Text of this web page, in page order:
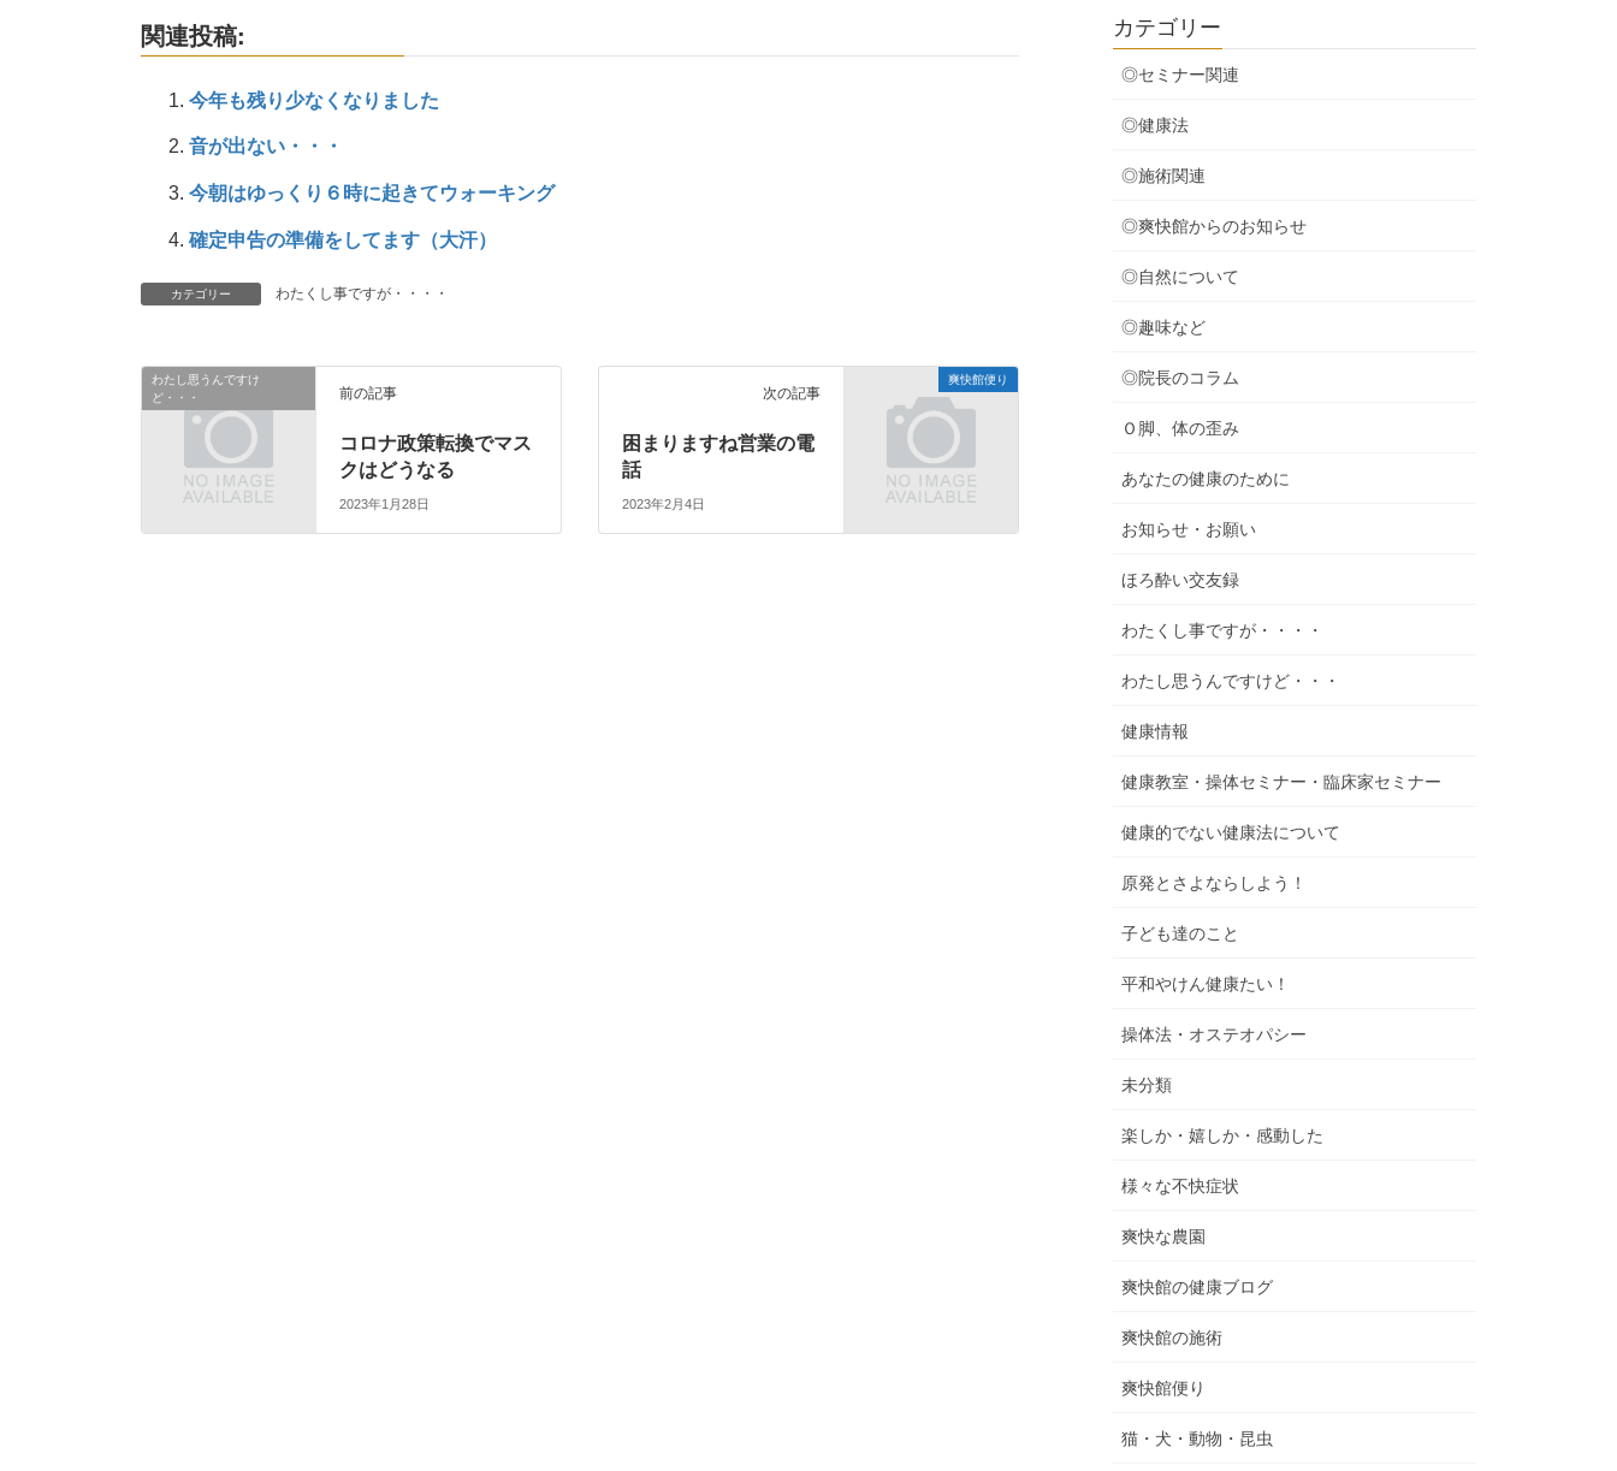
関連投稿:
今年も残り少なくなりました
音が出ない・・・
今朝はゆっくり６時に起きてウォーキング
確定申告の準備をしてます（大汗）
カテゴリー わたくし事ですが・・・・
わたし思うんですけ
ど・・・
前の記事
コロナ政策転換でマス
クはどうなる
2023年1月28日
爽快館便り
次の記事
困まりますね営業の電
話
2023年2月4日
カテゴリー
◎セミナー関連
◎健康法
◎施術関連
◎爽快館からのお知らせ
◎自然について
◎趣味など
◎院長のコラム
Ｏ脚、体の歪み
あなたの健康のために
お知らせ・お願い
ほろ酔い交友録
わたくし事ですが・・・・
わたし思うんですけど・・・
健康情報
健康教室・操体セミナー・臨床家セミナー
健康的でない健康法について
原発とさよならしよう！
子ども達のこと
平和やけん健康たい！
操体法・オステオパシー
未分類
楽しか・嬉しか・感動した
様々な不快症状
爽快な農園
爽快館の健康ブログ
爽快館の施術
爽快館便り
猫・犬・動物・昆虫